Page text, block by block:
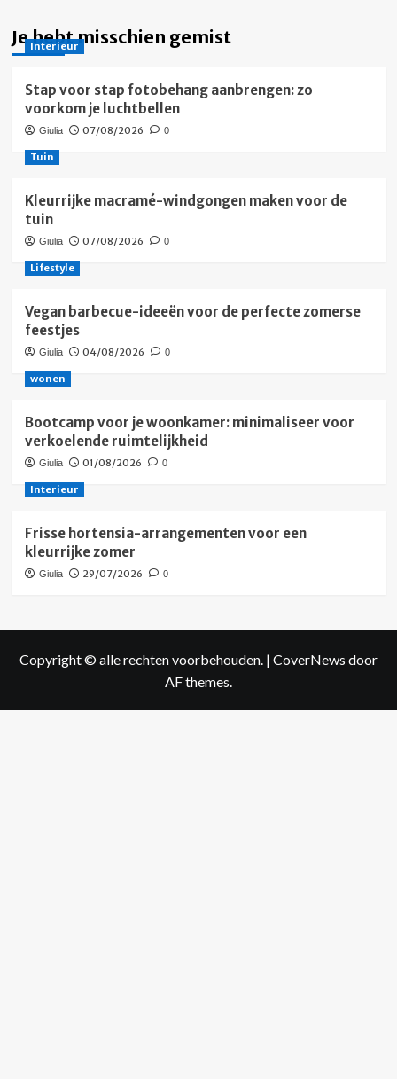
Je hebt misschien gemist
Interieur
Stap voor stap fotobehang aanbrengen: zo
voorkom je luchtbellen
Giulia 07/08/2026 0
Tuin
Kleurrijke macramé-windgongen maken voor de
tuin
Giulia 07/08/2026 0
Lifestyle
Vegan barbecue-ideeën voor de perfecte zomerse
feestjes
Giulia 04/08/2026 0
wonen
Bootcamp voor je woonkamer: minimaliseer voor
verkoelende ruimtelijkheid
Giulia 01/08/2026 0
Interieur
Frisse hortensia-arrangementen voor een
kleurrijke zomer
Giulia 29/07/2026 0
Copyright © alle rechten voorbehouden. | CoverNews door
AF themes.